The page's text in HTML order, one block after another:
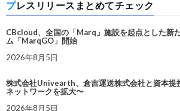
プレスリリースまとめてチェック
CBcloud、全国の「Marq」施設を起点とした新
ム「MarqGO」開始
2026年8月5日
株式会社Univearth、倉吉運送株式会社と資本提
ネットワークを拡大〜
2026年8月5日